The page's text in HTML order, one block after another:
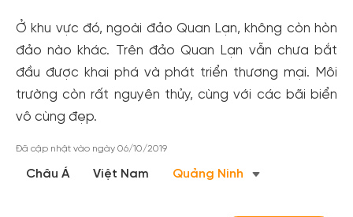
Ở khu vực đó, ngoài đảo Quan Lạn, không còn hòn
đảo nào khác. Trên đảo Quan Lạn vẫn chưa bắt
đầu được khai phá và phát triển thương mại. Môi
trường còn rất nguyên thủy, cùng với các bãi biển
vô cùng đẹp.
Đã cập nhật vào ngày 06/10/2019
Châu Á Việt Nam Quảng Ninh